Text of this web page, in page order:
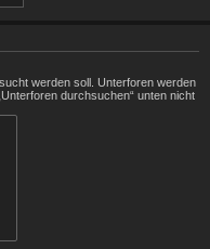
werden soll. Unterforen werden
durchsuchen“ unten nicht